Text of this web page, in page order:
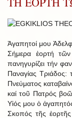
Ἀγαπητοί μου
Σήμερα ἑορτή
πανηγυρίζει τήν
Παναγίας Τριάδος:
Πνεύματος
καί τοῦ Πατρός
Υἱός μου ὁ
Σκοπός τῆς